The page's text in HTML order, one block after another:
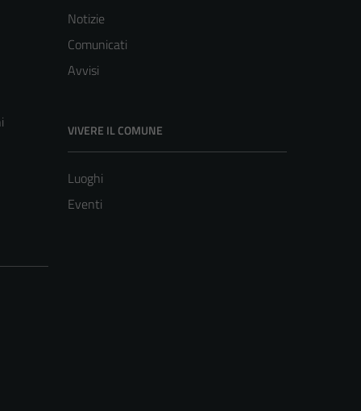
Notizie
Comunicati
Avvisi
VIVERE IL COMUNE
Luoghi
Eventi